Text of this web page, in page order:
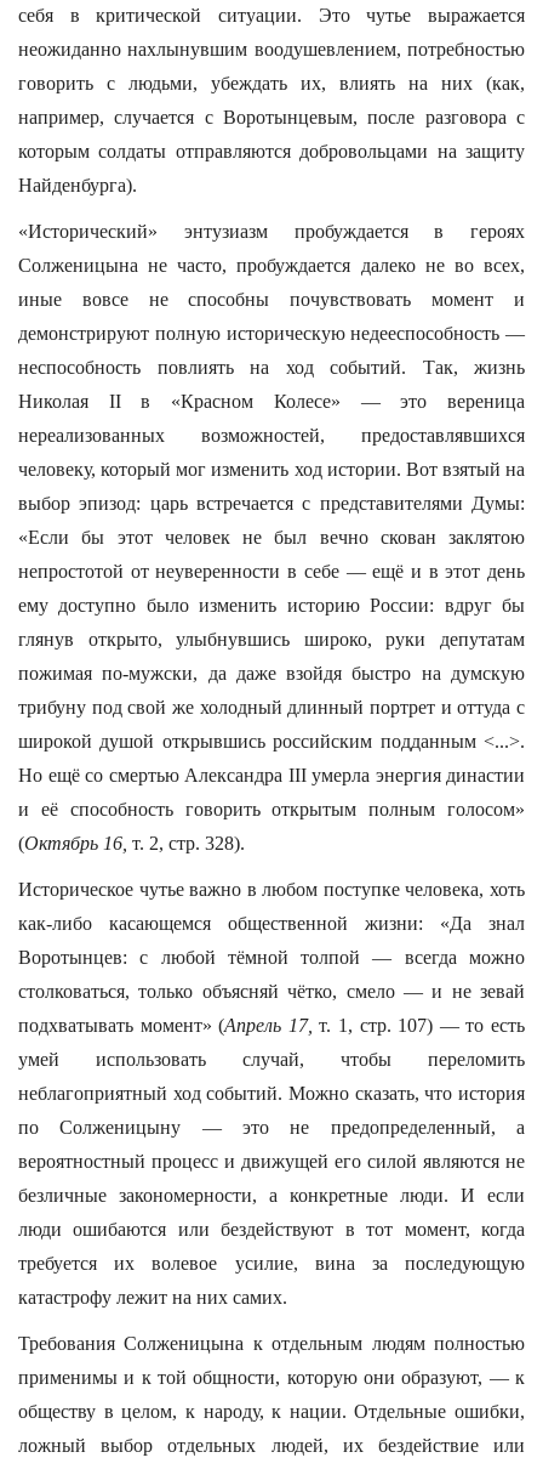
себя в критической ситуации. Это чутье выражается
неожиданно нахлынувшим воодушевлением, потребностью
говорить с людьми, убеждать их, влиять на них (как,
например, случается с Воротынцевым, после разговора с
которым солдаты отправляются добровольцами на защиту
Найденбурга).
«Исторический» энтузиазм пробуждается в героях
Солженицына не часто, пробуждается далеко не во всех,
иные вовсе не способны почувствовать момент и
демонстрируют полную историческую недееспособность —
неспособность повлиять на ход событий. Так, жизнь
Николая II в «Красном Колесе» — это вереница
нереализованных возможностей, предоставлявшихся
человеку, который мог изменить ход истории. Вот взятый на
выбор эпизод: царь встречается с представителями Думы:
«Если бы этот человек не был вечно скован заклятою
непростотой от неуверенности в себе — ещё и в этот день
ему доступно было изменить историю России: вдруг бы
глянув открыто, улыбнувшись широко, руки депутатам
пожимая по-мужски, да даже взойдя быстро на думскую
трибуну под свой же холодный длинный портрет и оттуда с
широкой душой открывшись российским подданным <...>.
Но ещё со смертью Александра III умерла энергия династии
и её способность говорить открытым полным голосом»
(Октябрь 16, т. 2, стр. 328).
Историческое чутье важно в любом поступке человека, хоть
как-либо касающемся общественной жизни: «Да знал
Воротынцев: с любой тёмной толпой — всегда можно
столковаться, только объясняй чётко, смело — и не зевай
подхватывать момент» (Апрель 17, т. 1, стр. 107) — то есть
умей использовать случай, чтобы переломить
неблагоприятный ход событий. Можно сказать, что история
по Солженицыну — это не предопределенный, а
вероятностный процесс и движущей его силой являются не
безличные закономерности, а конкретные люди. И если
люди ошибаются или бездействуют в тот момент, когда
требуется их волевое усилие, вина за последующую
катастрофу лежит на них самих.
Требования Солженицына к отдельным людям полностью
применимы и к той общности, которую они образуют, — к
обществу в целом, к народу, к нации. Отдельные ошибки,
ложный выбор отдельных людей, их бездействие или